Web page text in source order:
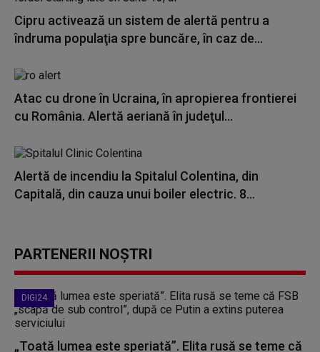
Cipru activează un sistem de alertă pentru a
îndruma populaţia spre buncăre, în caz de...
Atac cu drone în Ucraina, în apropierea frontierei
cu România. Alertă aeriană în judeţul...
Alertă de incendiu la Spitalul Colentina, din
Capitală, din cauza unui boiler electric. 8...
PARTENERII NOȘTRI
DIGI24
„Toată lumea este speriată”. Elita rusă se teme că